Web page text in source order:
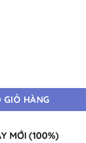
HÀNG
MỚI (100%)